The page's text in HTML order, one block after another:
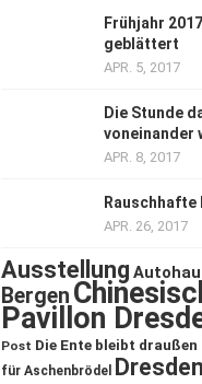
Frühjahr
geblättert
APR. 5, 2017
Die Stunde
voneinander
APR. 8, 2017
APR. 26, 2017
Ausstellung
Bergen
Pavillon
Post Die Ente bleibt draußen
für Aschenbrödel
Dresden